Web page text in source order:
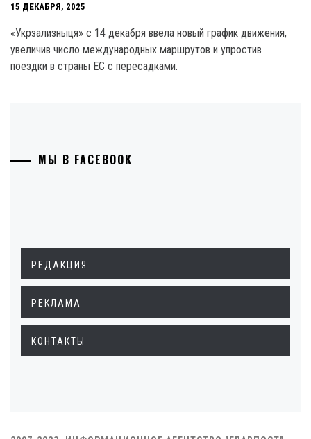
15 ДЕКАБРЯ, 2025
«Укрзализныця» с 14 декабря ввела новый график движения,
увеличив число международных маршрутов и упростив
поездки в страны ЕС с пересадками.
МЫ В FACEBOOK
РЕДАКЦИЯ
РЕКЛАМА
КОНТАКТЫ